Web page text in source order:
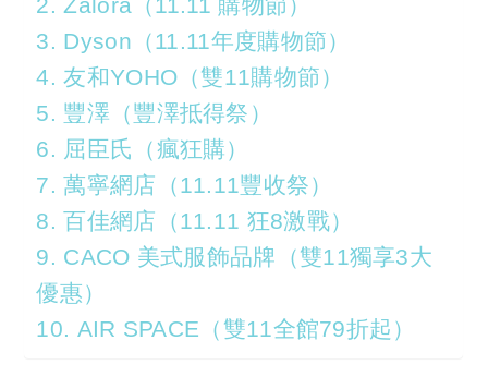
3. Dyson（11.11年度購物節）
4. 友和YOHO（雙11購物節）
5. 豐澤（豐澤抵得祭）
6. 屈臣氏（瘋狂購）
7. 萬寧網店（11.11豐收祭）
8. 百佳網店（11.11 狂8激戰）
9. CACO 美式服飾品牌（雙11獨享3大
優惠）
10. AIR SPACE（雙11全館79折起）